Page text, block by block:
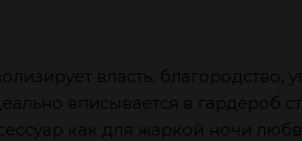
власть, благородство,
вписывается в гардероб
как для жаркой ночи